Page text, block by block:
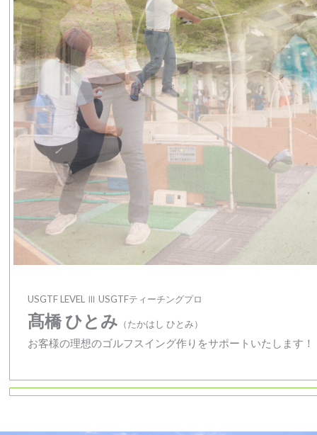
USGTF LEVEL Ⅲ USGTFティーチングプロ
髙橋 ひとみ （たかはし ひとみ）
お客様の理想のゴルフスイング作りをサポートいたします！